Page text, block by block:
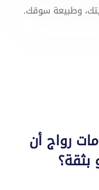
وطبيعة سوقك.
رواج أن